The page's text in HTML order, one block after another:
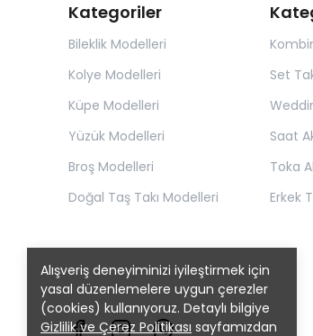
Alışveriş deneyiminizi iyileştirmek için
yasal düzenlemelere uygun çerezler
(cookies) kullanıyoruz. Detaylı bilgiye
Gizlilik ve Çerez Politikası sayfamızdan
Kategoriler
Bileklik Modelleri
Kolye Modelleri
Küpe Modelleri
Yüzük Modelleri
Broş Modelleri
Doğal Taş Takı Modelleri
Set
Saat
Toka
Erkek